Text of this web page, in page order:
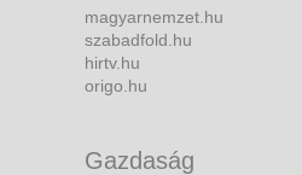
magyarnemzet.hu
szabadfold.hu
hirtv.hu
origo.hu
Gazdaság